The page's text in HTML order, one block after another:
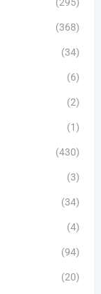
(368)
(34)
(6)
(2)
(1)
(430)
(3)
(34)
(4)
(94)
(20)